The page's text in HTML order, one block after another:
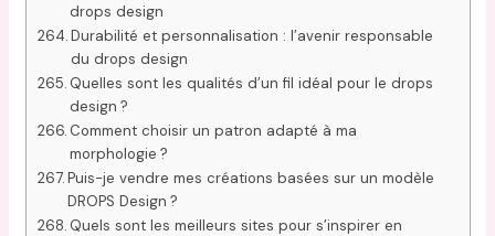
drops design
Durabilité et personnalisation : l’avenir responsable
du drops design
Quelles sont les qualités d’un fil idéal pour le drops
design ?
Comment choisir un patron adapté à ma
morphologie ?
Puis-je vendre mes créations basées sur un modèle
DROPS Design ?
Quels sont les meilleurs sites pour s’inspirer en